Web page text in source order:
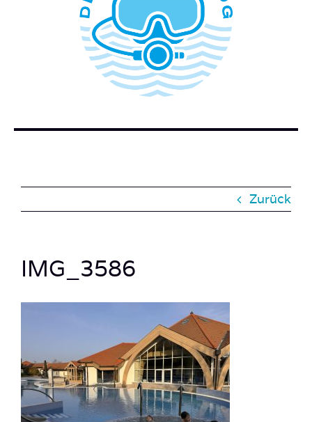
WER STECKT HINTER DEM TAUCHERBLOG?
BUCH BESTELLEN
Zurück
IMG_3586